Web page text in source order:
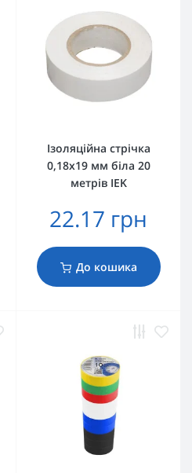
Ізоляційна стрічка
0,18х19 мм біла 20
метрів IEK
22.17 грн
До кошика